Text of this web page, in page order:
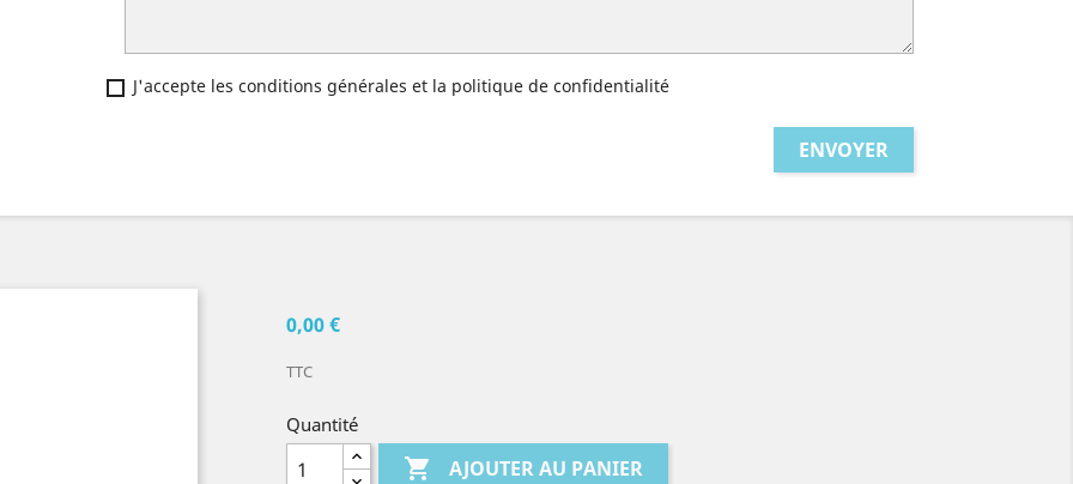
J'accepte les conditions générales et la politique de confidentialité
0,00 €
TTC
Quantité
 AJOUTER AU PANIER